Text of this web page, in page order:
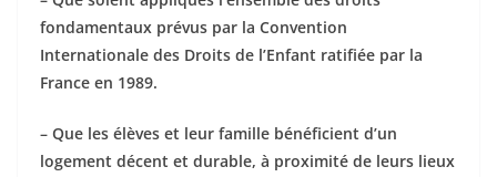
fondamentaux prévus par la Convention
Internationale des Droits de l’Enfant ratifiée par la
France en 1989.
– Que les élèves et leur famille bénéficient d’un
logement décent et durable, à proximité de leurs lieux